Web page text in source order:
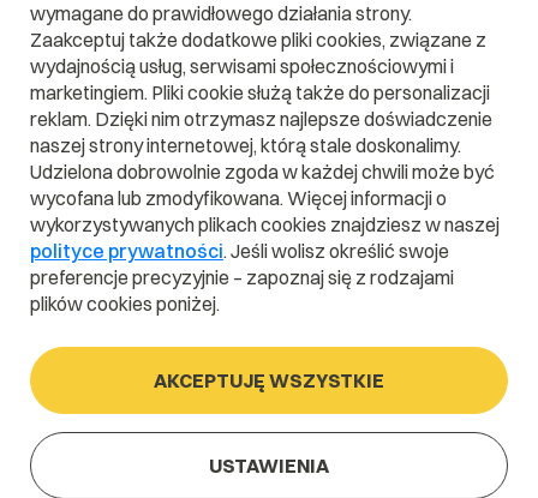
Domena .okinawa
Wybierz najpiękniejsze miejsce w sieci.
.okinawa
Szukaj
wymagane do prawidłowego działania strony.
Zaakceptuj także dodatkowe pliki cookies, związane z
wydajnością usług, serwisami społecznościowymi i
marketingiem. Pliki cookie służą także do personalizacji
reklam. Dzięki nim otrzymasz najlepsze doświadczenie
naszej strony internetowej, którą stale doskonalimy.
Udzielona dobrowolnie zgoda w każdej chwili może być
wycofana lub zmodyfikowana. Więcej informacji o
wykorzystywanych plikach cookies znajdziesz w naszej
polityce prywatności. Jeśli wolisz określić swoje
preferencje precyzyjnie – zapoznaj się z rodzajami
plików cookies poniżej.
AKCEPTUJĘ WSZYSTKIE
USTAWIENIA